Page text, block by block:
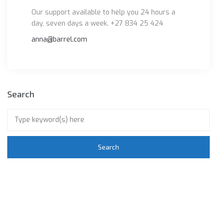
Our support available to help you 24 hours a
day, seven days a week. +27 834 25 424
anna@barrel.com
Search